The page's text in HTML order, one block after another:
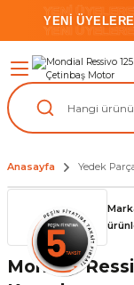
YENİ
YENİ
YENİ
Anasayfa Yedek
Mondial